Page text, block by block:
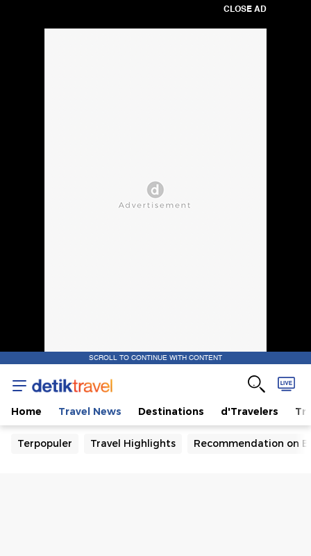
CLOSE AD
SCROLL TO CONTINUE WITH CONTENT
Home Travel News Destinations d'Travelers
Terpopuler Travel Highlights Recommendation on